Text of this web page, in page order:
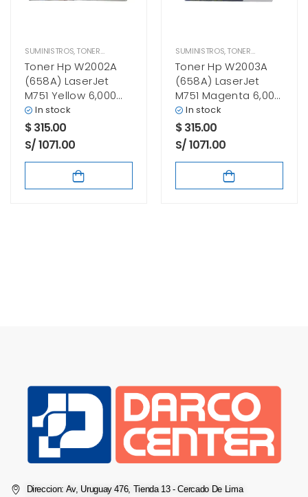
SUMINISTROS,TONER HP
Toner Hp W2002A
(658A) LaserJet
M751 Yellow 6,000
Paginas
In stock
$315.00
S/ 1071.00
SUMINISTROS,TONER HP
Toner Hp W2003A
(658A) LaserJet
M751 Magenta 6,000
Paginas
In stock
$315.00
S/ 1071.00
Direccion: Av, Uruguay 476, Tienda 13 - Cercado De Lima